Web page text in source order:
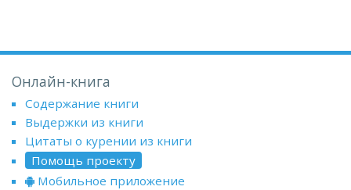
Онлайн-книга
Содержание книги
Выдержки из книги
Цитаты о курении из книги
Помощь проекту
Мобильное приложение